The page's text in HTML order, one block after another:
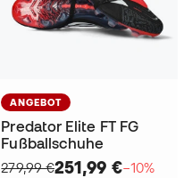
ANGEBOT
Predator Elite FT FG
Fußballschuhe
279,99 €251,99 €−10%